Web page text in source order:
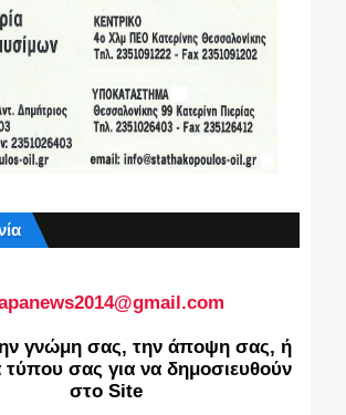
γνώμη σας, την άποψη σας, ή
τύπου σας για να δημοσιευθούν
στο Site